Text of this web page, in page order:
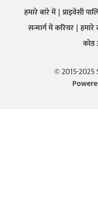
हमारे बारे में प्राइवेसी
सन्मार्ग में करियर हमारे
© 2015-